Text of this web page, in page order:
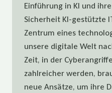
Einführung in KI und
Sicherheit KI-gestützte
Zentrum eines
unsere digitale Welt
Zeit, in der
zahlreicher werden,
neue Ansätze, um ihre